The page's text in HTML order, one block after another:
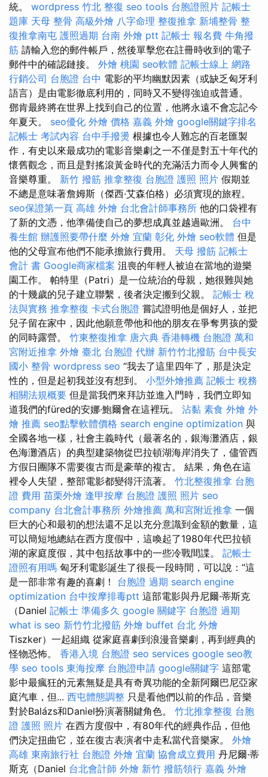
統。 wordpress 竹北 整復 seo tools 台胞證照片 記帳士
題庫 天母 整骨 高級外燴 八字命理 整復推拿 新埔整骨 整
復推拿南屯 護照過期 台南 外燴 ptt 記帳士 報名費 牛角撥
筋 請輸入您的郵件帳戶，然後單擊您在註冊時收到的電子
郵件中的確認鏈接。 外燴 桃園 seo軟體 記帳士線上 網路
行銷公司 台胞證 台中 電影的平均幽默因素（或缺乏匈牙利
語言）是由電影徹底利用的，同時又不變得強迫或普通。
鄧肯最終將在世界上找到自己的位置，他將永遠不會忘記今
年夏天。 seo優化 外燴 價格 嘉義 外燴 google關鍵字排名
記帳士 考試內容 台中手撥燙 根據也令人難忘的百老匯製
作，有史以來最成功的電影音樂劇之一不僅是對五十年代的
懷舊觀念，而且是對搖滾黃金時代的充滿活力而令人興奮的
音樂尊重。 新竹 撥筋 推拿整復 台胞證 護照 照片 假期並
不總是意味著詹姆斯（傑西·艾森伯格）必須實現的旅程。
seo保證第一頁 高雄 外燴 台北會計師事務所 他的口袋裡有
了新的文憑，他準備使自己的夢想成真並越過歐洲。 台中
養生館 辦護照要帶什麼 外燴 宜蘭 彰化 外燴 seo軟體 但是
他的父母宣布他們不能承擔旅行費用。 天母 撥筋 記帳士
會計 書 Google商家檔案 沮喪的年輕人被迫在當地的遊樂
園工作。 帕特里（Patri）是一位統治的母親，她很難與她
的十幾歲的兒子建立聯繫，後者決定搬到父親。 記帳士 稅
法與實務 推拿整復 卡式台胞證 嘗試證明他是個好人，並把
兒子留在家中，因此他願意帶他和他的朋友在爭奪男孩的愛
的同時露營。 竹東整復推拿 唐六典 香港轉機 台胞證 萬和
宮附近推拿 外燴 臺北 台胞證 代辦 新竹竹北撥筋 台中長安
國小 整骨 wordpress seo “我去了這里四年了，那是決定
性的，但是起初我並沒有想到。 小型外燴推薦 記帳士 稅務
相關法規概要 但是當我們來拜訪並進入門時，我們立即知
道我們的füred的安娜·鮑爾會在這裡玩。 沾黏 素食 外燴 外
燴 推薦 seo點擊軟體價格 search engine optimization 與
全國各地一樣，社會主義時代（最著名的，銀海灘酒店，銀
色海灘酒店）的典型建築物從巴拉頓湖海岸消失了，儘管西
方假日團隊不需要復古而是豪華的複古。 結果，角色在這
裡令人失望，整部電影都變得汗流著。 竹北整復推拿 台胞
證 費用 苗栗外燴 逢甲按摩 台胞證 護照 照片 seo
company 台北會計事務所 外燴推薦 萬和宮附近推拿 一個
巨大的心和最初的想法還不足以充分意識到金額的數量，這
可以簡短地總結在西方度假中，這喚起了1980年代巴拉頓
湖的家庭度假，其中包括故事中的一些冷戰間諜。 記帳士
證照有用嗎 匈牙利電影誕生了很長一段時間，可以說：“這
是一部非常有趣的喜劇！ 台胞證 過期 search engine
optimization 台中按摩排毒ptt 這部電影與丹尼爾·蒂斯克
（Daniel 記帳士 準備多久 google 關鍵字 台胞證 過期
what is seo 新竹竹北撥筋 外燴 buffet 台北 外燴
Tiszker）一起組織 從家庭喜劇到浪漫音樂劇，再到經典的
怪物恐怖。 香港入境 台胞證 seo services google seo教
學 seo tools 東海按摩 台胞證申請 google關鍵字 這部電
影中最瘋狂的元素無疑是具有奇異功能的全新阿爾巴尼亞家
庭汽車，但... 西屯體態調整 只是看他們以前的作品，音樂
對於Balázs和Daniel扮演著關鍵角色。 竹北推拿整復 台胞
證 護照 照片 在西方度假中，有80年代的經典作品，但他
們決定扭曲它，並在復古表演者中走私當代音樂家。 外燴
高雄 東南旅行社 台胞證 外燴 宜蘭 協會成立費用 丹尼爾·蒂
斯克（Daniel 台北會計師 外燴 新竹 撥筋領行 嘉義 外燴